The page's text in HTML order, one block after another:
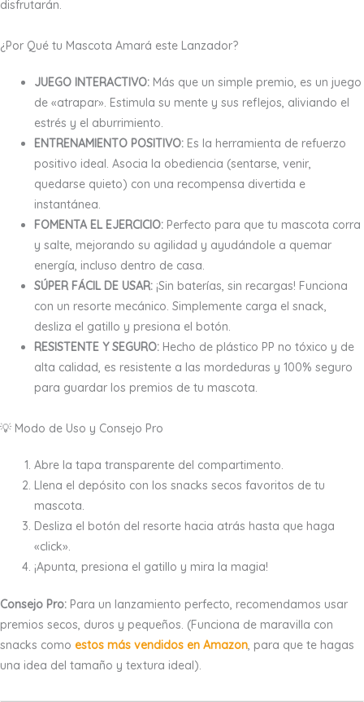
disfrutarán.
¿Por Qué tu Mascota Amará este Lanzador?
JUEGO INTERACTIVO: Más que un simple premio, es un juego
de «atrapar». Estimula su mente y sus reflejos, aliviando el
estrés y el aburrimiento.
ENTRENAMIENTO POSITIVO: Es la herramienta de refuerzo
positivo ideal. Asocia la obediencia (sentarse, venir,
quedarse quieto) con una recompensa divertida e
instantánea.
FOMENTA EL EJERCICIO: Perfecto para que tu mascota corra
y salte, mejorando su agilidad y ayudándole a quemar
energía, incluso dentro de casa.
SÚPER FÁCIL DE USAR: ¡Sin baterías, sin recargas! Funciona
con un resorte mecánico. Simplemente carga el snack,
desliza el gatillo y presiona el botón.
RESISTENTE Y SEGURO: Hecho de plástico PP no tóxico y de
alta calidad, es resistente a las mordeduras y 100% seguro
para guardar los premios de tu mascota.
💡 Modo de Uso y Consejo Pro
Abre la tapa transparente del compartimento.
Llena el depósito con los snacks secos favoritos de tu
mascota.
Desliza el botón del resorte hacia atrás hasta que haga
«click».
¡Apunta, presiona el gatillo y mira la magia!
Consejo Pro: Para un lanzamiento perfecto, recomendamos usar
premios secos, duros y pequeños. (Funciona de maravilla con
snacks como estos más vendidos en Amazon, para que te hagas
una idea del tamaño y textura ideal).